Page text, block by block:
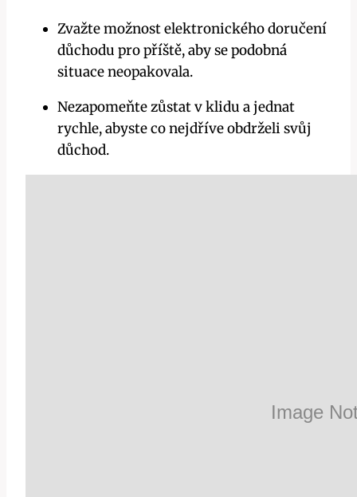
Zvažte možnost elektronického doručení
důchodu pro příště, aby se podobná
situace neopakovala.
Nezapomeňte zůstat v klidu​ a jednat
rychle, abyste co nejdříve ⁣obdrželi svůj
důchod.